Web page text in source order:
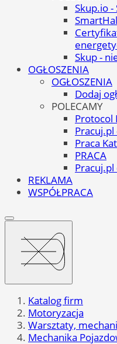
Skup.io
Skup -
OGŁOSZENIA
OGŁOSZENIA
Dodaj
POLECAMY
Protocol
Pracuj.pl
Praca
PRACA
REKLAMA
WSPÓŁPRACA
Katalog firm
Motoryzacja
Warsztaty,
Mechanika